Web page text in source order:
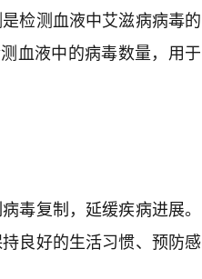
检测血液中艾滋病病毒的
血液中的病毒数量，用于
毒复制，延缓疾病进展。
良好的生活习惯、预防感